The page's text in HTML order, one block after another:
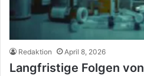
Redaktion April 8, 2026
Langfristige Folgen von